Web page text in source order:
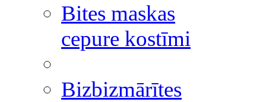
Bites maskas
cepure kostīmi
Bizbizmārītes